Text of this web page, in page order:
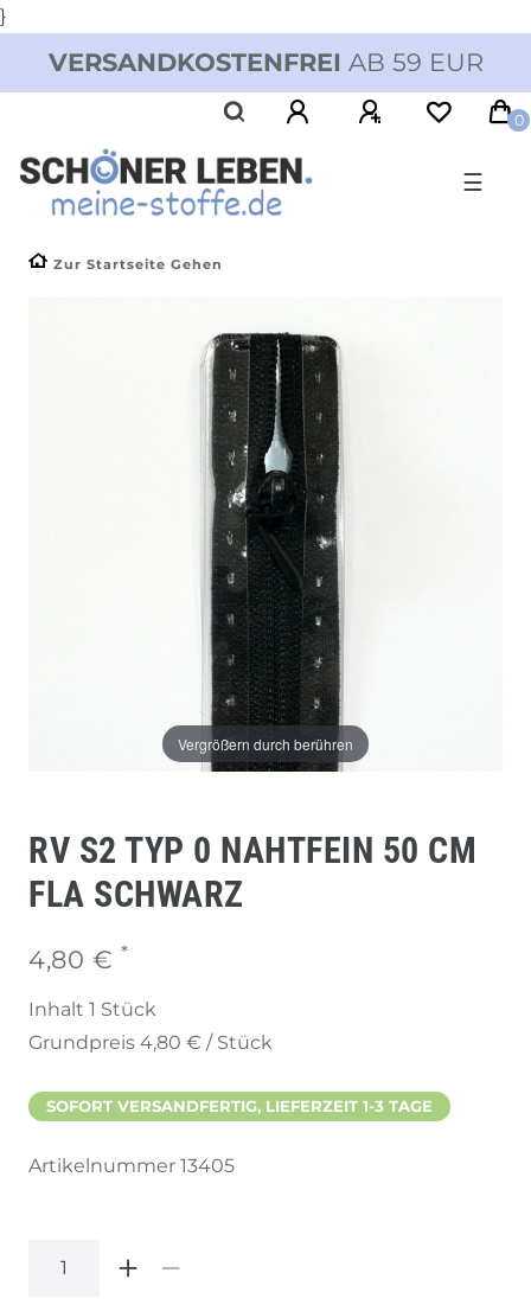
}
VERSANDKOSTENFREI AB 59 EUR
0
☰
Zur Startseite Gehen
Vergrößern durch berühren
RV S2 TYP 0 NAHTFEIN 50 CM
FLA SCHWARZ
4,80 € *
Inhalt 1 Stück
Grundpreis 4,80 € / Stück
SOFORT VERSANDFERTIG, LIEFERZEIT 1-3 TAGE
Artikelnummer 13405